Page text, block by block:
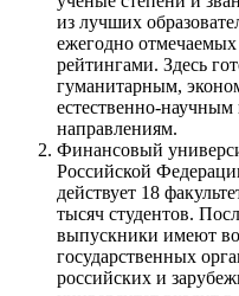
из лучших
ежегодно
рейтингами. Здесь
гуманитарным,
естественно-
направлениям.
Финансовый
Российской
действует 18
тысяч студентов.
выпускники имеют
государственных
российских и